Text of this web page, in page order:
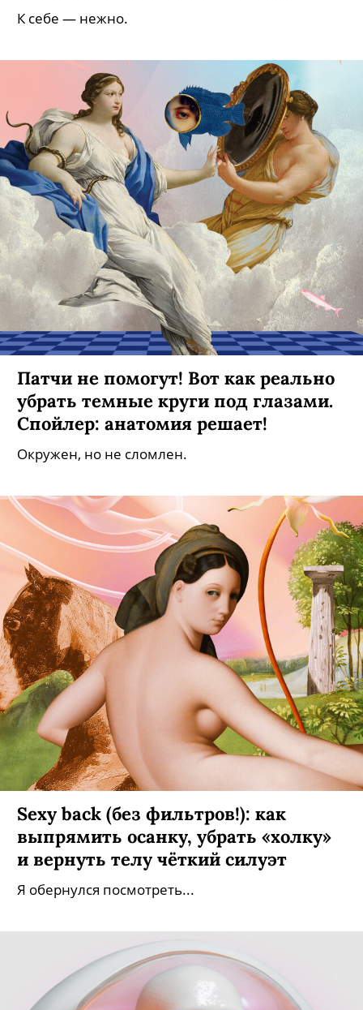
К себе — нежно.
Патчи не помогут! Вот как реально
убрать темные круги под глазами.
Спойлер: анатомия решает!
Окружен, но не сломлен.
Sexy back (без фильтров!): как
выпрямить осанку, убрать «холку»
и вернуть телу чёткий силуэт
Я обернулся посмотреть...